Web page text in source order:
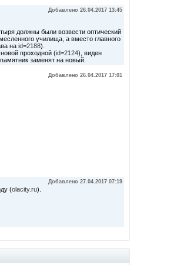
Добавлено 26.04.2017 13:45
должны были возвести оптический
училища, а вместо главного
на id=2188).
проходной (id=2124), виден
заменят на новый.
Добавлено 26.04.2017 17:01
Добавлено 27.04.2017 07:19
(olacity.ru).